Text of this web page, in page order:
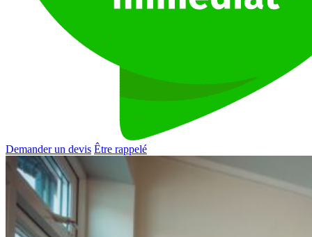
Demander un devis Être rappelé